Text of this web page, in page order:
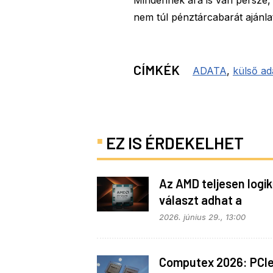
nem túl pénztárcabarát
CÍMKÉK ADATA, külső
EZ IS ÉRDEKELHET
Az AMD teljesen
választ adhat a
memóriaválságra
2026. június 29., 13:00
Computex 2026: